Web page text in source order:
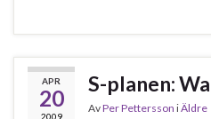
APR
20
2009
S-planen:
AvPer Pettersson iÄldre